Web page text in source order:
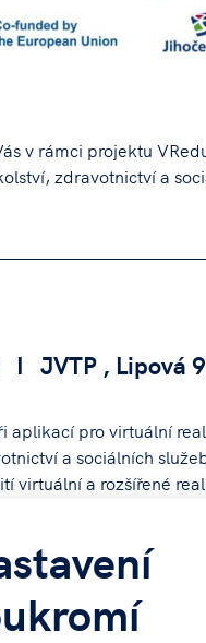
v rámci projektu
zdravotnictví a
JVTP , Lipová
aplikací pro virtuální
a sociálních
virtuální a rozšířené
činnostech péče o
přihlášku přes tlačítko